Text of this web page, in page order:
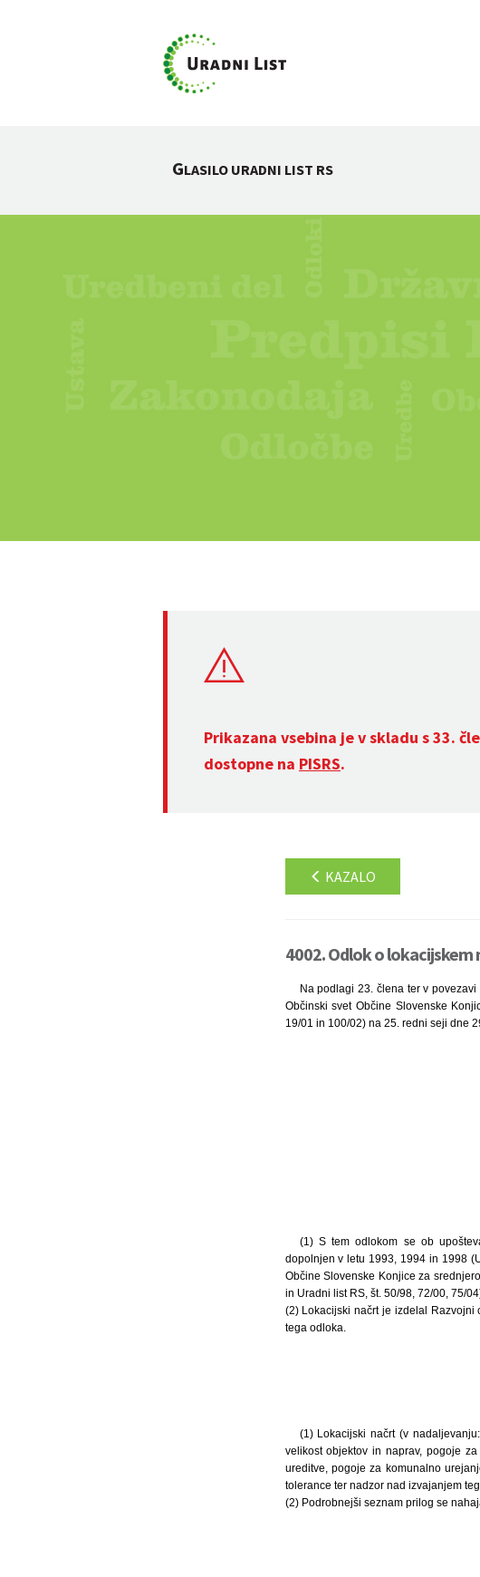
GLASILO URADNI LIST RS
Prikazana vsebina je v skladu s 33.
dostopne na PISRS.
KAZALO
4002. Odlok o
Na podlagi 23. člena ter v
Občinski svet Občine Slovenske
19/01 in 100/02) na 25. redni seji dne
(1) S tem odlokom se ob
dopolnjen v letu 1993, 1994 in 1998
Občine Slovenske Konjice za
in Uradni list RS, št. 50/98, 72/00, 75/
(2) Lokacijski načrt je izdelal Razvojni
tega odloka.
(1) Lokacijski načrt (v
velikost objektov in naprav, pogoje
ureditve, pogoje za komunalno
tolerance ter nadzor nad izvajanjem
(2) Podrobnejši seznam prilog se